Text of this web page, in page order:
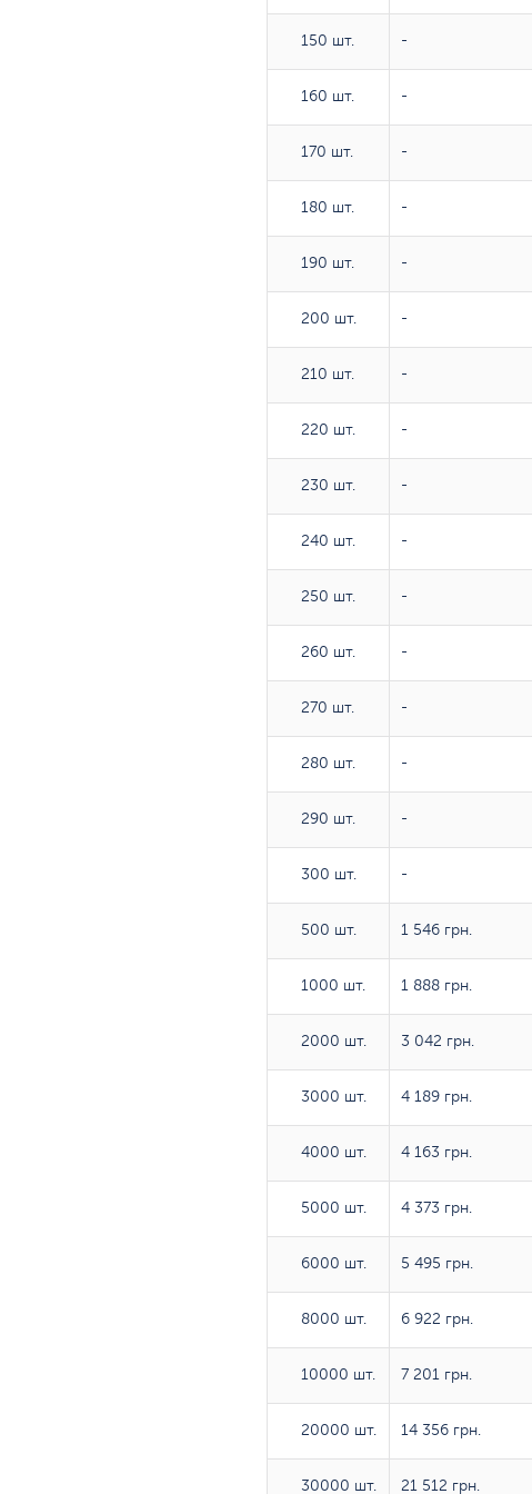
150 шт.
160 шт.
170 шт.
180 шт.
190 шт.
200 шт.
210 шт.
220 шт.
230 шт.
240 шт.
250 шт.
260 шт.
270 шт.
280 шт.
290 шт.
300 шт.
500 шт.
1000 шт.
2000 шт.
3000 шт.
4000 шт.
5000 шт.
6000 шт.
8000 шт.
10000 шт.
20000 шт.
30000 шт.
150 шт. -
160 шт. -
170 шт. -
180 шт. -
190 шт. -
200 шт. -
210 шт. -
220 шт. -
230 шт. -
240 шт. -
250 шт. -
260 шт. -
270 шт. -
280 шт. -
290 шт. -
300 шт. -
500 шт. 1 546 грн.
1000 шт. 1 888 грн.
2000 шт. 3 042 грн.
3000 шт. 4 189 грн.
4000 шт. 4 163 грн.
5000 шт. 4 373 грн.
6000 шт. 5 495 грн.
8000 шт. 6 922 грн.
10000 шт. 7 201 грн.
20000 шт. 14 356 грн.
30000 шт. 21 512 грн.